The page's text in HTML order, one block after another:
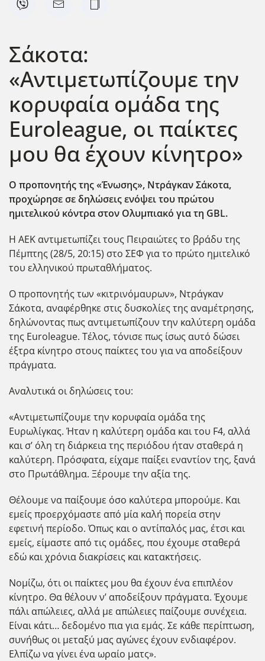
Σάκοτα:
«Αντιμετωπίζουμε την
κορυφαία ομάδα της
Euroleague, οι παίκτες
μου θα έχουν κίνητρο»
Ο προπονητής της «Ένωσης», Ντράγκαν Σάκοτα,
προχώρησε σε δηλώσεις ενόψει του πρώτου
ημιτελικού κόντρα στον Ολυμπιακό για τη GBL.
Η ΑΕΚ αντιμετωπίζει τους Πειραιώτες το βράδυ της
Πέμπτης (28/5, 20:15) στο ΣΕΦ για το πρώτο ημιτελικό
του ελληνικού πρωταθλήματος.
Ο προπονητής των «κιτρινόμαυρων», Ντράγκαν
Σάκοτα, αναφέρθηκε στις δυσκολίες της αναμέτρησης,
δηλώνοντας πως αντιμετωπίζουν την καλύτερη ομάδα
της Euroleague. Τέλος, τόνισε πως ίσως αυτό δώσει
έξτρα κίνητρο στους παίκτες του για να αποδείξουν
πράγματα.
Αναλυτικά οι δηλώσεις του:
«Αντιμετωπίζουμε την κορυφαία ομάδα της
Ευρωλίγκας. Ήταν η καλύτερη ομάδα και του F4, αλλά
και σ’ όλη τη διάρκεια της περιόδου ήταν σταθερά η
καλύτερη. Πρόσφατα, είχαμε παίξει εναντίον της, ξανά
στο Πρωτάθλημα. Ξέρουμε την αξία της.
Θέλουμε να παίξουμε όσο καλύτερα μπορούμε. Και
εμείς προερχόμαστε από μία καλή πορεία στην
εφετινή περίοδο. Όπως και ο αντίπαλός μας, έτσι και
εμείς, είμαστε από τις ομάδες, που έχουμε σταθερά
εδώ και χρόνια διακρίσεις και κατακτήσεις.
Νομίζω, ότι οι παίκτες μου θα έχουν ένα επιπλέον
κίνητρο. Θα θέλουν ν’ αποδείξουν πράγματα. Έχουμε
πάλι απώλειες, αλλά με απώλειες παίζουμε συνέχεια.
Είναι κάτι… δεδομένο πια για εμάς. Σε κάθε περίπτωση,
συνήθως οι μεταξύ μας αγώνες έχουν ενδιαφέρον.
Ελπίζω να γίνει ένα ωραίο ματς».